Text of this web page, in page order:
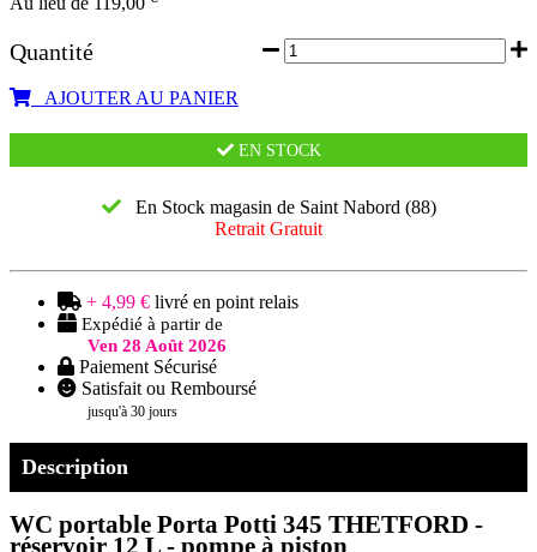
Quantité
AJOUTER AU PANIER
EN STOCK
En Stock magasin de Saint Nabord (88)
Retrait Gratuit
+ 4,99 € livré en point relais
Expédié à partir de
Ven 28 Août 2026
Paiement Sécurisé
Satisfait ou Remboursé
jusqu'à 30 jours
Description
WC portable Porta Potti 345 THETFORD -
réservoir 12 L - pompe à piston